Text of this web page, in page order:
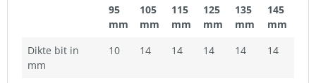
95
mm
105
mm
115
mm
125
mm
135
mm
145
mm
Dikte bit in
mm
10 14 14 14 14 14